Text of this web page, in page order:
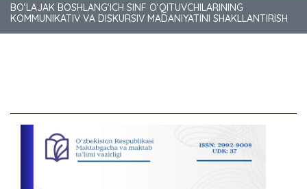
BO‘LAJAK BOSHLANG‘ICH SINF O‘QITUVCHILARINING
KOMMUNIKATIV VA DISKURSIV MADANIYATINI SHAKLLANTIRISH